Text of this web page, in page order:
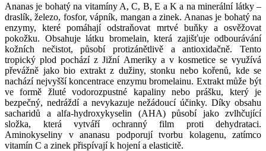
Ananas je bohatý na vitamíny A, C, B, E a K a na minerální látky –
draslík, železo, fosfor, vápník, mangan a zinek. Ananas je bohatý na
enzymy, které pomáhají odstraňovat mrtvé buňky a osvěžovat
pokožku. Obsahuje látku bromelain, která zajišťuje odbourávání
kožních nečistot, působí protizánětlivě a antioxidačně. Tento
tropický plod pochází z Jižní Ameriky a v kosmetice se využívá
převážně jako bio extrakt z dužiny, stonku nebo kořenů, kde se
nachází nejvyšší koncentrace enzymu bromelainu. Extrakt může být
ve formě žluté vodorozpustné kapaliny nebo prášku, který je
bezpečný, nedráždí a nevykazuje nežádoucí účinky. Díky obsahu
sacharidů a alfa-hydroxykyselin (AHA) působí jako zvlhčující
složka, která vytváří ochranný film proti dehydrataci.
Aminokyseliny v ananasu podporují tvorbu kolagenu, zatímco
vitamín C a zinek přispívají k hojení a elasticitě.